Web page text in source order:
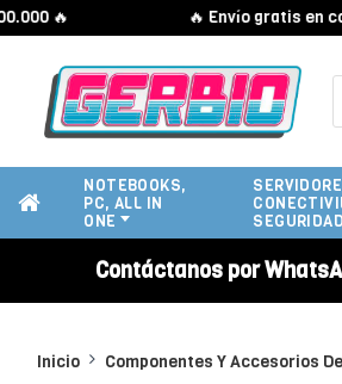
🔥 Envío gratis en
NOTEBOOKS,
PC, ALL IN
ONE
SEGURIDAD
Contáctanos por
Inicio Componentes Y Accesorios